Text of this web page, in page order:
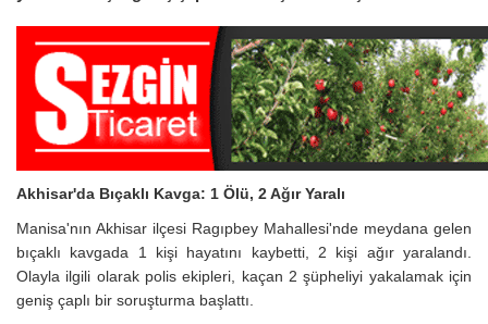
Akhisar'da Bıçaklı Kavga: 1 Ölü, 2 Ağır Yaralı
Manisa'nın Akhisar ilçesi Ragıpbey Mahallesi'nde meydana gelen
bıçaklı kavgada 1 kişi hayatını kaybetti, 2 kişi ağır yaralandı.
Olayla ilgili olarak polis ekipleri, kaçan 2 şüpheliyi yakalamak için
geniş çaplı bir soruşturma başlattı.